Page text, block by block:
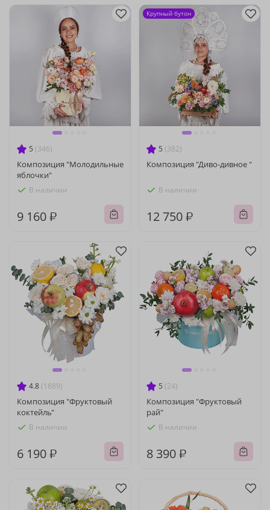
5 (346)
Композиция "Молодильные
яблочки"
В наличии
9 160 ₽
5 (382)
Композиция "Диво-дивное "
В наличии
12 750 ₽
Крупный бутон
4.8 (1889)
Композиция "Фруктовый
коктейль"
В наличии
6 190 ₽
5 (24)
Композиция "Фруктовый
рай"
В наличии
8 390 ₽